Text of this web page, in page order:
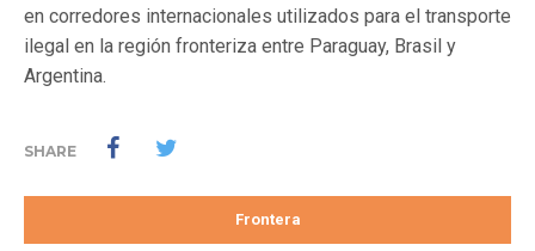
en corredores internacionales utilizados para el transporte
ilegal en la región fronteriza entre Paraguay, Brasil y
Argentina.
SHARE
Frontera